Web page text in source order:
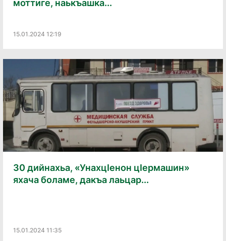
моттиге, наькъашка...
15.01.2024 12:19
30 дийнахьа, «УнахцӀенон цӀермашин»
яхача боламе, дакъа лаьцар...
15.01.2024 11:35